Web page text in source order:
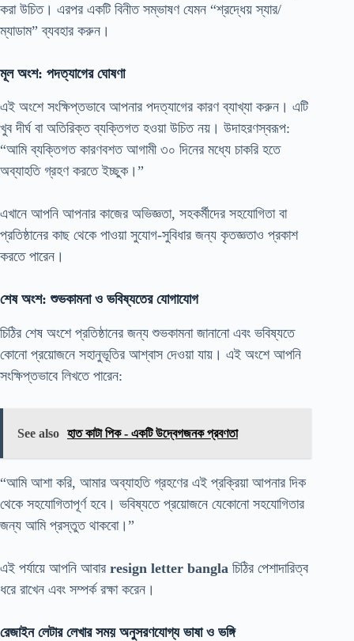
করা উচিত। এরপর একটি বিনীত সম্ভাষণ যেমন “শ্রদ্ধেয় স্যার/
ম্যাডাম” ব্যবহার করুন।
মূল অংশ: পদত্যাগের ঘোষণা
এই অংশে সংক্ষিপ্তভাবে আপনার পদত্যাগের কারণ ব্যাখ্যা করুন। এটি
খুব দীর্ঘ বা অতিরিক্ত ব্যক্তিগত হওয়া উচিত নয়। উদাহরণস্বরূপ:
“আমি ব্যক্তিগত কারণবশত আগামী ৩০ দিনের মধ্যে চাকরি হতে
অব্যাহতি গ্রহণ করতে ইচ্ছুক।”
এখানে আপনি আপনার কাজের অভিজ্ঞতা, সহকর্মীদের সহযোগিতা বা
প্রতিষ্ঠানের কাছ থেকে পাওয়া সুযোগ-সুবিধার জন্য কৃতজ্ঞতাও প্রকাশ
করতে পারেন।
শেষ অংশ: শুভকামনা ও ভবিষ্যতের যোগাযোগ
চিঠির শেষ অংশে প্রতিষ্ঠানের জন্য শুভকামনা জানানো এবং ভবিষ্যতে
কোনো প্রয়োজনে সহানুভূতির আশ্বাস দেওয়া যায়। এই অংশে আপনি
সংক্ষিপ্তভাবে লিখতে পারেন:
See also হাত কাটা পিক - একটি উদ্বেগজনক প্রবণতা
“আমি আশা করি, আমার অব্যাহতি গ্রহণের এই প্রক্রিয়া আপনার দিক
থেকে সহযোগিতাপূর্ণ হবে। ভবিষ্যতে প্রয়োজনে যেকোনো সহযোগিতার
জন্য আমি প্রস্তুত থাকবো।”
এই পর্যায়ে আপনি আবার resign letter bangla চিঠির পেশাদারিত্ব
ধরে রাখেন এবং সম্পর্ক রক্ষা করেন।
রেজাইন লেটার লেখার সময় অনুসরণযোগ্য ভাষা ও ভঙ্গি